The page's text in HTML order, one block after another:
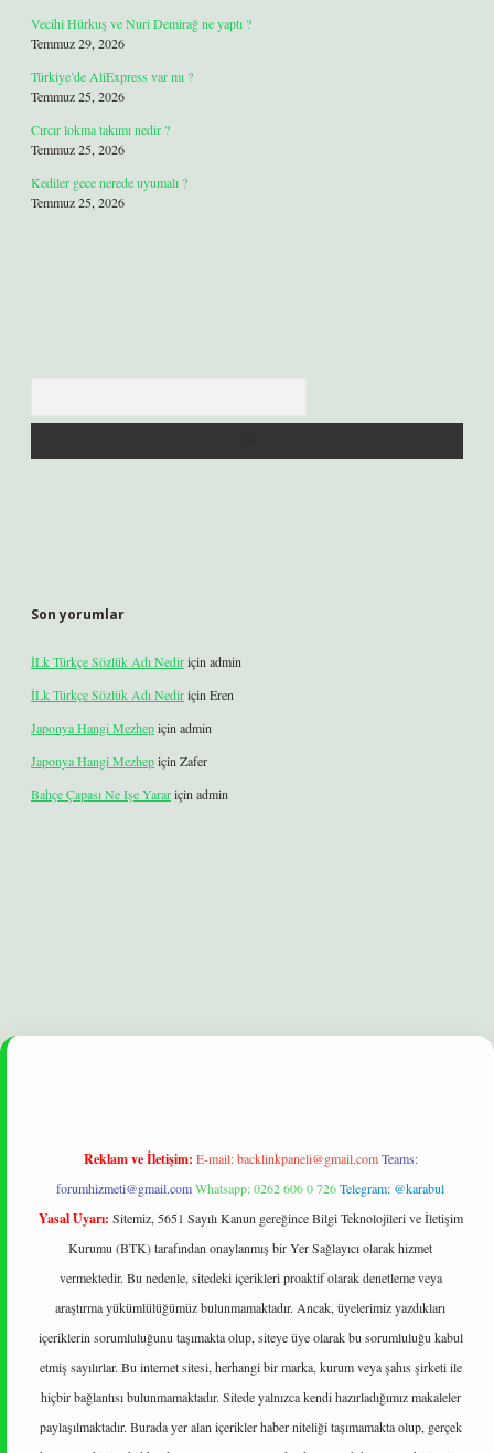
Vecihi Hürkuş ve Nuri Demirağ ne yaptı ?
Temmuz 29, 2026
Türkiye’de AliExpress var mı ?
Temmuz 25, 2026
Cırcır lokma takımı nedir ?
Temmuz 25, 2026
Kediler gece nerede uyumalı ?
Temmuz 25, 2026
Son yorumlar
İLk Türkçe Sözlük Adı Nediriçin admin
İLk Türkçe Sözlük Adı Nediriçin Eren
Japonya Hangi Mezhepiçin admin
Japonya Hangi Mezhepiçin Zafer
Bahçe Çapası Ne Işe Yarariçin admin
betexper yeni girişilbet
Reklam ve İletişim: E-mail:backlinkpaneli@gmail.com Teams:
forumhizmeti@gmail.comWhatsapp: 0262 606 0 726Telegram: @karabul
Yasal Uyarı: Sitemiz, 5651 Sayılı Kanun gereğince Bilgi Teknolojileri ve İletişim
Kurumu (BTK) tarafından onaylanmış bir Yer Sağlayıcı olarak hizmet
vermektedir. Bu nedenle, sitedeki içerikleri proaktif olarak denetleme veya
araştırma yükümlülüğümüz bulunmamaktadır. Ancak, üyelerimiz yazdıkları
içeriklerin sorumluluğunu taşımakta olup, siteye üye olarak bu sorumluluğu kabul
etmiş sayılırlar. Bu internet sitesi, herhangi bir marka, kurum veya şahıs şirketi ile
hiçbir bağlantısı bulunmamaktadır. Sitede yalnızca kendi hazırladığımız makaleler
paylaşılmaktadır. Burada yer alan içerikler haber niteliği taşımamakta olup, gerçek